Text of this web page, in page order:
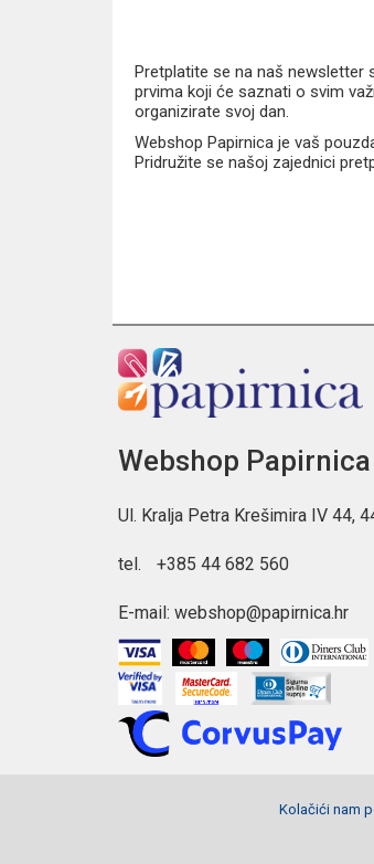
Pretplatite se na naš newsletter
prvima koji će saznati o svim
organizirate svoj dan.
Webshop Papirnica je vaš
Pridružite se našoj zajednici
Webshop Papirnica
Ul. Kralja Petra Krešimira IV 44,
tel. +385 44 682 560
E-mail: webshop@papirnica.hr
Kolačići nam